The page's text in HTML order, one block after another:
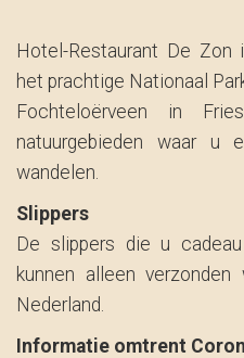
Hotel-Restaurant De
het prachtige Nationaal
Fochteloërveen in
natuurgebieden waar u
wandelen.
Slippers
De slippers die u
kunnen alleen
Nederland.
Informatie omtrent